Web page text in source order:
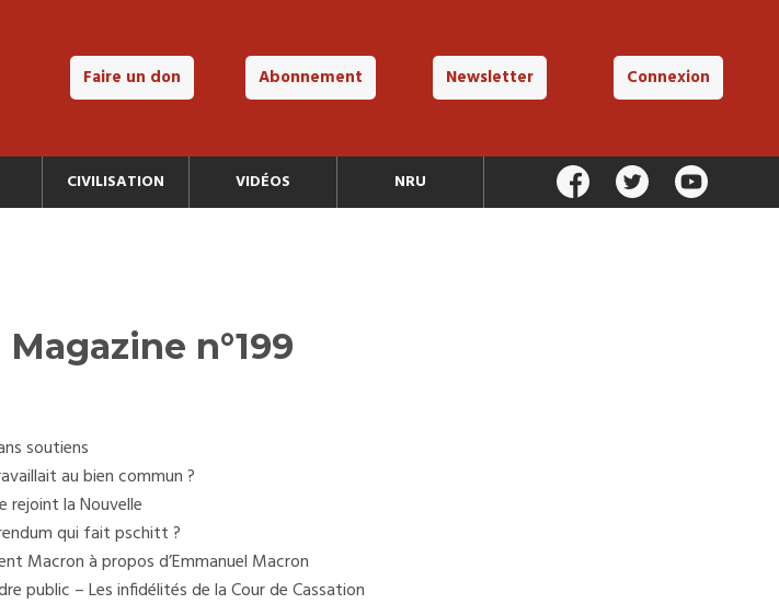
Faire un don Abonnement Newsletter Connexion
CIVILISATION VIDÉOS NRU
n°199
soutiens
au bien commun ?
rejoint la Nouvelle
qui fait pschitt ?
Macron à propos d’Emmanuel Macron
public – Les infidélités de la Cour de Cassation